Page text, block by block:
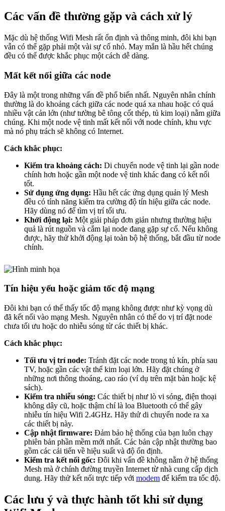
Các vấn đề thường gặp và cách xử lý
Mặc dù hệ thống Wifi Mesh rất ổn định và thông minh, đôi khi bạn
vẫn có thể gặp phải một vài sự cố nhỏ. May mắn là hầu hết chúng
đều có thể được khắc phục một cách dễ dàng.
Mất kết nối giữa các node
Đây là một trong những vấn đề phổ biến nhất. Nguyên nhân chính
thường là do khoảng cách giữa các node quá xa nhau hoặc có quá
nhiều vật cản lớn (như tường bê tông cốt thép, tủ kim loại) nằm giữa
chúng. Khi một node vệ tinh mất kết nối với node chính, khu vực
mà nó phụ trách sẽ không có Internet.
Cách khắc phục:
Kiểm tra khoảng cách: Di chuyển node vệ tinh lại gần node
chính hơn hoặc gần một node vệ tinh khác đang có kết nối
tốt.
Sử dụng ứng dụng: Hầu hết các ứng dụng quản lý Mesh
đều có tính năng kiểm tra cường độ tín hiệu giữa các node.
Hãy dùng nó để tìm vị trí tối ưu.
Khởi động lại: Một giải pháp đơn giản nhưng thường hiệu
quả là rút nguồn và cắm lại node đang gặp sự cố. Nếu không
được, hãy thử khởi động lại toàn bộ hệ thống, bắt đầu từ node
chính.
Tín hiệu yếu hoặc giảm tốc độ mạng
Đôi khi bạn có thể thấy tốc độ mạng không được như kỳ vọng dù
đã kết nối vào mạng Mesh. Nguyên nhân có thể do vị trí đặt node
chưa tối ưu hoặc do nhiễu sóng từ các thiết bị khác.
Cách khắc phục:
Tối ưu vị trí node: Tránh đặt các node trong tủ kín, phía sau
TV, hoặc gần các vật thể kim loại lớn. Hãy đặt chúng ở
những nơi thông thoáng, cao ráo (ví dụ trên mặt bàn hoặc kệ
sách).
Kiểm tra nhiễu sóng: Các thiết bị như lò vi sóng, điện thoại
không dây cũ, hoặc thậm chí là loa Bluetooth có thể gây
nhiễu tín hiệu Wifi 2.4GHz. Hãy thử di chuyển node ra xa
các thiết bị này.
Cập nhật firmware: Đảm bảo hệ thống của bạn luôn chạy
phiên bản phần mềm mới nhất. Các bản cập nhật thường bao
gồm các cải tiến về hiệu suất và độ ổn định.
Kiểm tra kết nối gốc: Đôi khi vấn đề không nằm ở hệ thống
Mesh mà ở chính đường truyền Internet từ nhà cung cấp dịch
dung. Hãy thử kết nối trực tiếp với modem để kiểm tra tốc độ.
Các lưu ý và thực hành tốt khi sử dụng